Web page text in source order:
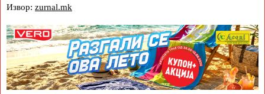
Извор: zurnal.mk